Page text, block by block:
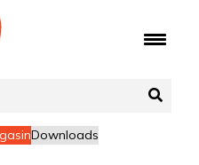
Downloads